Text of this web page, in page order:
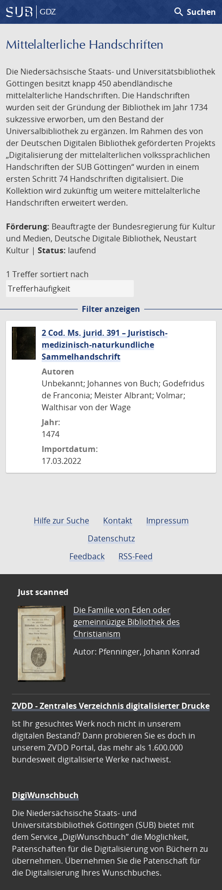
GDZ search Suchen
Mittelalterliche Handschriften
Die Niedersächsische Staats- und Universitätsbibliothek
Göttingen besitzt knapp 450 abendländische
mittelalterliche Handschriften. Die Handschriften
wurden seit der Gründung der Bibliothek im Jahr 1734
sukzessive erworben, um den Bestand der
Universalbibliothek zu ergänzen. Im Rahmen des von
der Deutschen Digitalen Bibliothek geförderten Projekts
„Digitalisierung der mittelalterlichen volkssprachlichen
Handschriften der SUB Göttingen“ wurden in einem
ersten Schritt 74 Handschriften digitalisiert. Die
Kollektion wird zukünftig um weitere mittelalterliche
Handschriften erweitert werden.
Förderung: Beauftragte der Bundesregierung für Kultur
und Medien, Deutsche Digitale Bibliothek, Neustart
Kultur | Status: laufend
1 Treffer sortiert nach
Filter anzeigen
2 Cod. Ms. jurid. 391 – Juristisch-
medizinisch-naturkundliche
Sammelhandschrift
Autoren
Unbekannt; Johannes von Buch; Godefridus
de Franconia; Meister Albrant; Volmar;
Walthisar von der Wage
Jahr:
1474
Importdatum:
17.03.2022
Hilfe zur Suche Kontakt
Impressum
Datenschutz
Feedback
RSS-Feed
Just scanned
Die Familie von Eden oder
gemeinnüzige Bibliothek des
Christianism
Autor: Pfenninger, Johann Konrad
ZVDD - Zentrales Verzeichnis digitalisierter Drucke
Ist Ihr gesuchtes Werk noch nicht in unserem
digitalen Bestand? Dann probieren Sie es doch in
unserem ZVDD Portal, das mehr als 1.600.000
bundesweit digitalisierte Werke nachweist.
DigiWunschbuch
Die Niedersächsische Staats- und
Universitätsbibliothek Göttingen (SUB) bietet mit
dem Service „DigiWunschbuch” die Möglichkeit,
Patenschaften für die Digitalisierung von Büchern zu
übernehmen. Übernehmen Sie die Patenschaft für
die Digitalisierung Ihres Wunschbuches.